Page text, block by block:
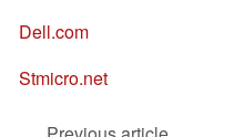
Dell.com
Stmicro.net